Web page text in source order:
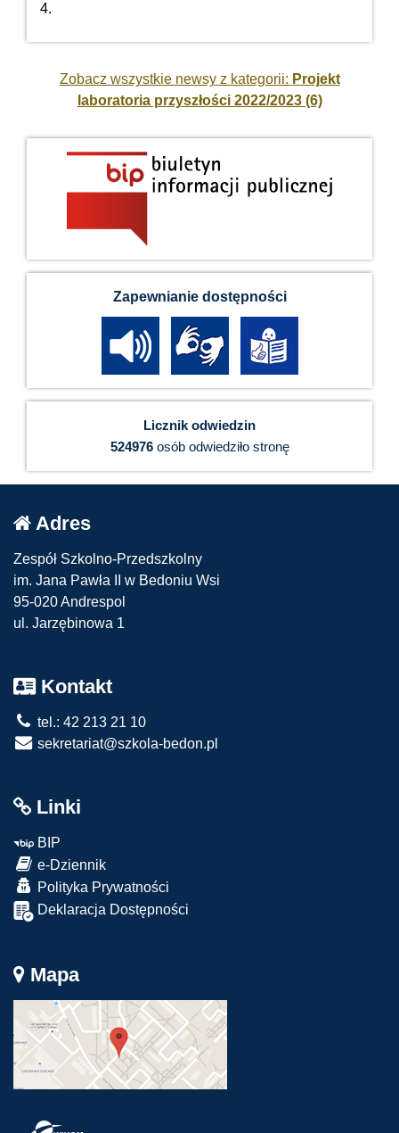
4.
Zobacz wszystkie newsy z kategorii: Projekt
laboratoria przyszłości 2022/2023 (6)
Zapewnianie dostępności
Licznik odwiedzin
524976osób odwiedziło stronę
Adres
Zespół Szkolno-Przedszkolny
im. Jana Pawła II w Bedoniu Wsi
95-020 Andrespol
ul. Jarzębinowa 1
Kontakt
tel.: 42 213 21 10
sekretariat@szkola-bedon.pl
Linki
BIP
e-Dziennik
Polityka Prywatności
Deklaracja Dostępności
Mapa